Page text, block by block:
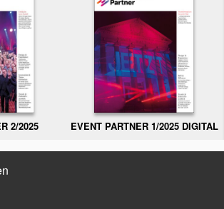
2/2025 EVENT PARTNER 1/2025 DIGITAL